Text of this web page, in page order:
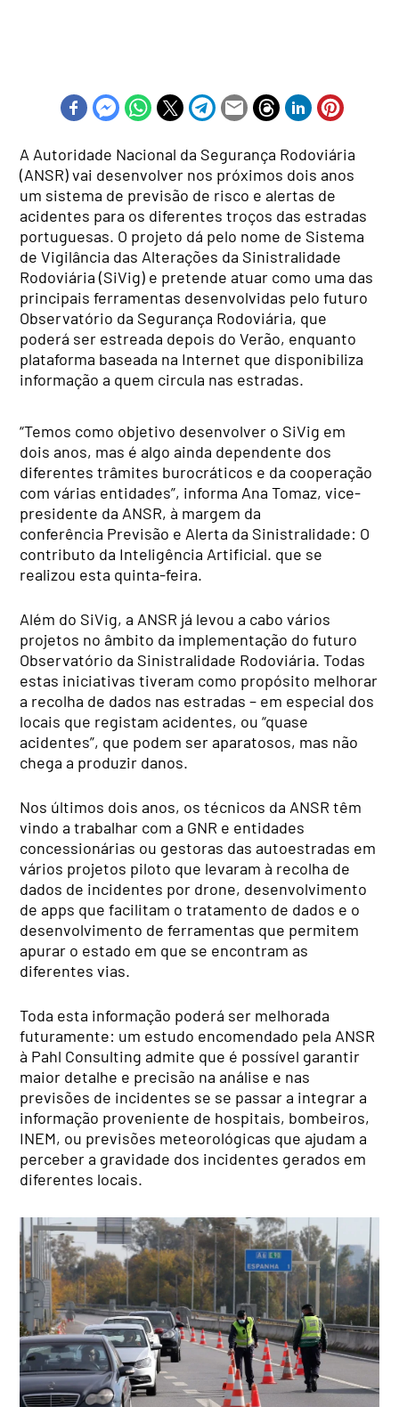
A Autoridade Nacional da Segurança Rodoviária
(ANSR) vai desenvolver nos próximos dois anos
um sistema de previsão de risco e alertas de
acidentes para os diferentes troços das estradas
portuguesas. O projeto dá pelo nome de Sistema
de Vigilância das Alterações da Sinistralidade
Rodoviária (SiVig) e pretende atuar como uma das
principais ferramentas desenvolvidas pelo futuro
Observatório da Segurança Rodoviária, que
poderá ser estreada depois do Verão, enquanto
plataforma baseada na Internet que disponibiliza
informação a quem circula nas estradas.
“Temos como objetivo desenvolver o SiVig em
dois anos, mas é algo ainda dependente dos
diferentes trâmites burocráticos e da cooperação
com várias entidades”, informa Ana Tomaz, vice-
presidente da ANSR, à margem da
conferência Previsão e Alerta da Sinistralidade: O
contributo da Inteligência Artificial. que se
realizou esta quinta-feira.
Além do SiVig, a ANSR já levou a cabo vários
projetos no âmbito da implementação do futuro
Observatório da Sinistralidade Rodoviária. Todas
estas iniciativas tiveram como propósito melhorar
a recolha de dados nas estradas – em especial dos
locais que registam acidentes, ou “quase
acidentes”, que podem ser aparatosos, mas não
chega a produzir danos.
Nos últimos dois anos, os técnicos da ANSR têm
vindo a trabalhar com a GNR e entidades
concessionárias ou gestoras das autoestradas em
vários projetos piloto que levaram à recolha de
dados de incidentes por drone, desenvolvimento
de apps que facilitam o tratamento de dados e o
desenvolvimento de ferramentas que permitem
apurar o estado em que se encontram as
diferentes vias.
Toda esta informação poderá ser melhorada
futuramente: um estudo encomendado pela ANSR
à Pahl Consulting admite que é possível garantir
maior detalhe e precisão na análise e nas
previsões de incidentes se se passar a integrar a
informação proveniente de hospitais, bombeiros,
INEM, ou previsões meteorológicas que ajudam a
perceber a gravidade dos incidentes gerados em
diferentes locais.